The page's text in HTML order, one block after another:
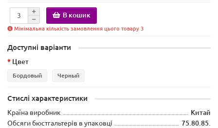
В кошик
Мінімальна кількість замовлення цього товару 3
Доступні варіанти
Цвет
Бордовый Черный
Стислі характеристики
Країна виробник
Китай
Обсяги бюстгальтерів в упаковці
75.80.85.